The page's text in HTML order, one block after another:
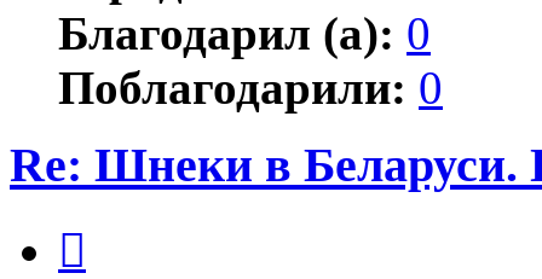
Благодарил (а): 0
Поблагодарили: 0
Re: Шнеки в Беларуси.